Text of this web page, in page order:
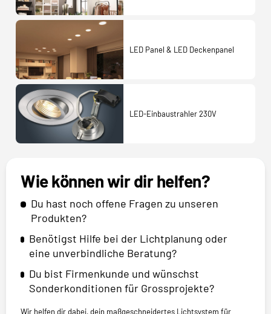
LED Panel & LED Deckenpanel
LED-Einbaustrahler 230V
Wie können wir dir helfen?
Du hast noch offene Fragen zu unseren
Produkten?
Benötigst Hilfe bei der Lichtplanung oder
eine unverbindliche Beratung?
Du bist Firmenkunde und wünschst
Sonderkonditionen für Grossprojekte?
Wir helfen dir dabei, dein maßgeschneidertes Lichtsystem für